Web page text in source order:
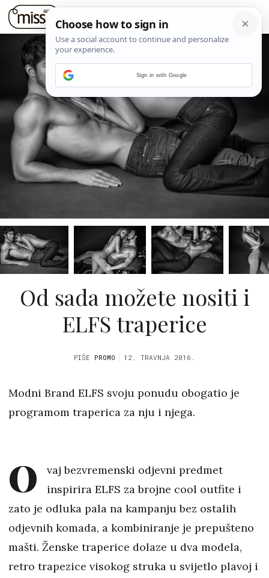
Od sada možete nositi i
ELFS traperice
PIŠE PROMO 12. TRAVNJA 2016.
Modni Brand ELFS svoju ponudu obogatio je
programom traperica za nju i njega.
O
vaj bezvremenski odjevni predmet
inspirira ELFS za brojne cool outfite i
zato je odluka pala na kampanju bez ostalih
odjevnih komada, a kombiniranje je prepušteno
mašti. Ženske traperice dolaze u dva modela,
retro trapezice visokog struka u svijetlo plavoj i
Sign in with Google